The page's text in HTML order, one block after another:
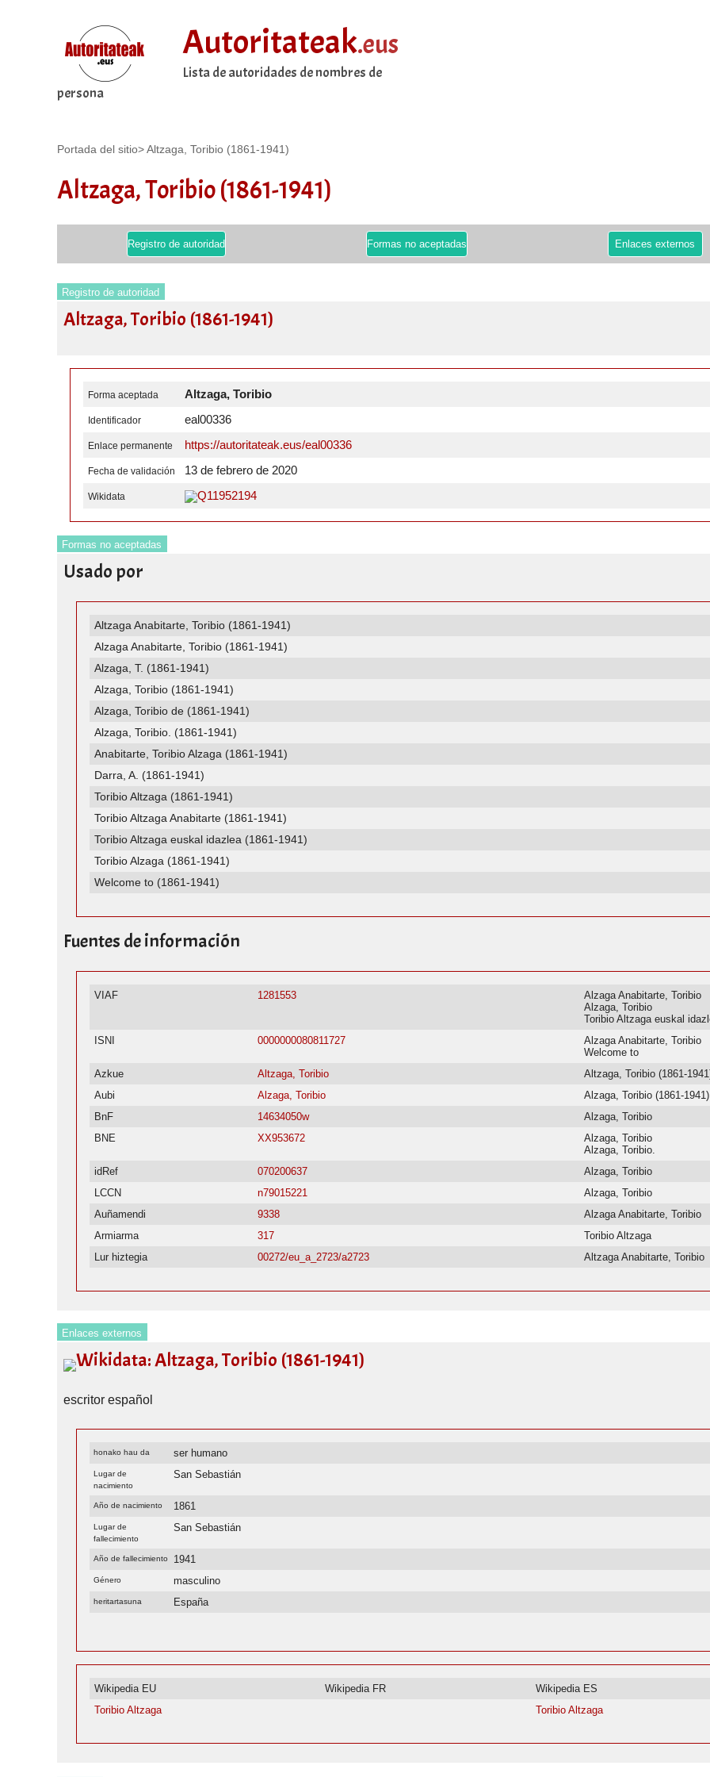
Autoritateak.eus
Lista de autoridades de nombres de
persona
Portada del sitio>Altzaga, Toribio (1861-1941)
Altzaga, Toribio (1861-1941)
Registro de autoridad Formas no aceptadas Enlaces externos
Registro de autoridad
Altzaga, Toribio (1861-1941)
Forma aceptada Altzaga, Toribio
Identificador eal00336
Enlace permanente https://autoritateak.eus/eal00336
Fecha de validación 13 de febrero de 2020
Wikidata Q11952194
Formas no aceptadas
Usado por
Altzaga Anabitarte, Toribio (1861-1941)
Alzaga Anabitarte, Toribio (1861-1941)
Alzaga, T. (1861-1941)
Alzaga, Toribio (1861-1941)
Alzaga, Toribio de (1861-1941)
Alzaga, Toribio. (1861-1941)
Anabitarte, Toribio Alzaga (1861-1941)
Darra, A. (1861-1941)
Toribio Altzaga (1861-1941)
Toribio Altzaga Anabitarte (1861-1941)
Toribio Altzaga euskal idazlea (1861-1941)
Toribio Alzaga (1861-1941)
Welcome to (1861-1941)
Fuentes de información
VIAF 1281553
Alzaga Anabitarte, Toribio
Alzaga, Toribio
Toribio Altzaga euskal
ISNI
0000000080811727
Alzaga Anabitarte, Toribio
Welcome to
Azkue
Altzaga, Toribio
Altzaga, Toribio (1861-
Aubi
Alzaga, Toribio
Alzaga, Toribio (1861-1941)
BnF
14634050w
Alzaga, Toribio
BNE
XX953672
Alzaga, Toribio
Alzaga, Toribio.
idRef
070200637
Alzaga, Toribio
LCCN
n79015221
Alzaga, Toribio
Auñamendi
9338
Alzaga Anabitarte, Toribio
Armiarma
317
Toribio Altzaga
Lur hiztegia
00272/eu_a_2723/a2723 Altzaga Anabitarte, Toribio
Enlaces externos
Wikidata: Altzaga, Toribio (1861-1941)
escritor español
honako hau da ser humano
Lugar de
nacimiento
San Sebastián
Año de nacimiento 1861
Lugar de
fallecimiento
San Sebastián
Año de fallecimiento 1941
Género masculino
heritartasuna España
Wikipedia EU Wikipedia FR
Wikipedia ES
Toribio Altzaga
Toribio Altzaga